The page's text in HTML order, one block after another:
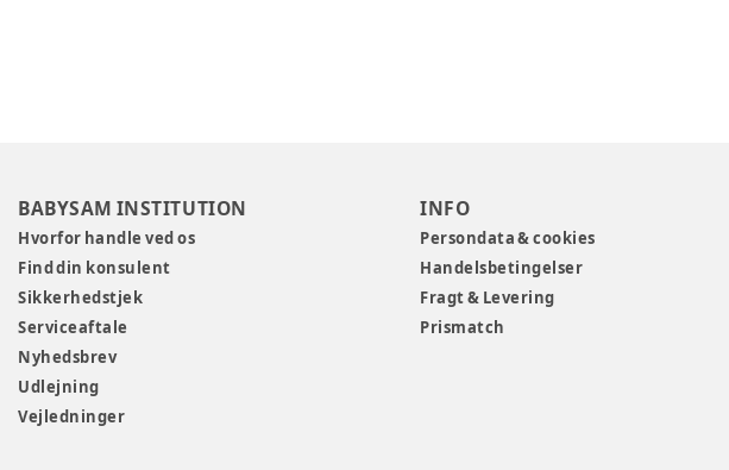
BABYSAM INSTITUTION
Hvorfor handle ved os
Find din konsulent
Sikkerhedstjek
Serviceaftale
Nyhedsbrev
Udlejning
Vejledninger
INFO
Persondata & cookies
Handelsbetingelser
Fragt & Levering
Prismatch